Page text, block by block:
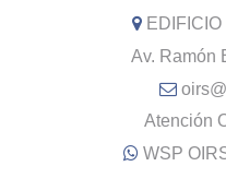
Av. Ramón
Atención
WSP